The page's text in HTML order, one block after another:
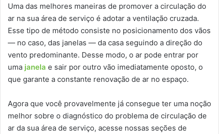
Uma das melhores maneiras de promover a circulação do
ar na sua área de serviço é adotar a ventilação cruzada.
Esse tipo de método consiste no posicionamento dos vãos
— no caso, das janelas — da casa seguindo a direção do
vento predominante. Desse modo, o ar pode entrar por
uma janela e sair por outro vão imediatamente oposto, o
que garante a constante renovação de ar no espaço.
Agora que você provavelmente já consegue ter uma noção
melhor sobre o diagnóstico do problema de circulação de
ar da sua área de serviço, acesse nossas seções de